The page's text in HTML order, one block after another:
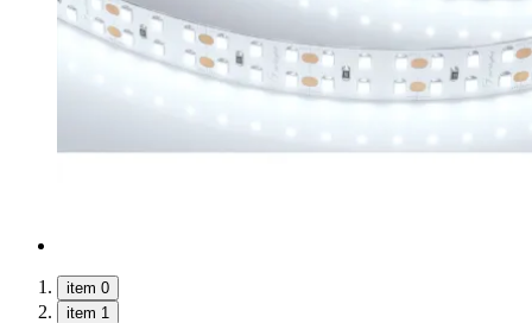
item 0
item 1